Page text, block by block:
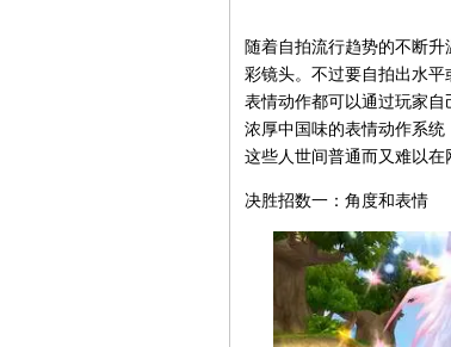
随着自拍流行趋势的不断
彩镜头。不过要自拍出水平
表情动作都可以通过玩家
浓厚中国味的表情动作系
这些人世间普通而又难以在
决胜招数一：角度和表情